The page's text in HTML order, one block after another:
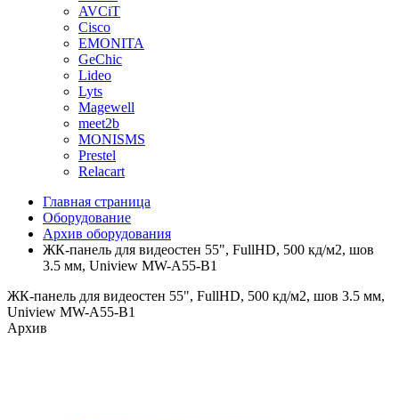
AVCiT
Cisco
EMONITA
GeChic
Lideo
Lyts
Magewell
meet2b
MONISMS
Prestel
Relacart
Главная страница
Оборудование
Архив оборудования
ЖК-панель для видеостен 55", FullHD, 500 кд/м2, шов
3.5 мм, Uniview MW-A55-B1
ЖК-панель для видеостен 55", FullHD, 500 кд/м2, шов 3.5 мм,
Uniview MW-A55-B1
Архив